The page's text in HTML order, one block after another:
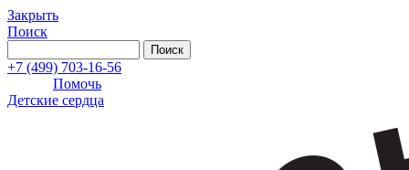
Закрыть
Поиск
+7 (499) 703-16-56
Помочь
Детские сердца